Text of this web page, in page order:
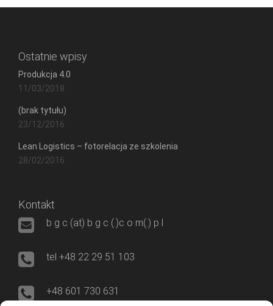
Ostatnie wpisy
Produkcja 4.0
11/03/2018
(brak tytułu)
23/12/2016
Lean Logistics – fotorelacja ze szkolenia
28/02/2016
Kontakt
b g c (at) b g c (.)c o m(.) p l
tel +48 22 29 51 103
+48 601 730 631